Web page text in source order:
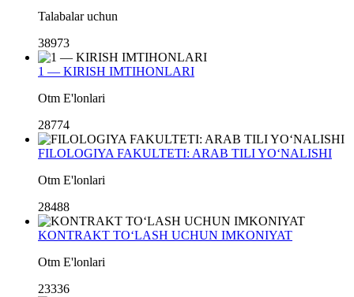
Talabalar uchun
38973
1 — KIRISH IMTIHONLARI
Otm E'lonlari
28774
FILOLOGIYA FAKULTETI: ARAB TILI YO‘NALISHI
Otm E'lonlari
28488
KONTRAKT TO‘LASH UCHUN IMKONIYAT
Otm E'lonlari
23336